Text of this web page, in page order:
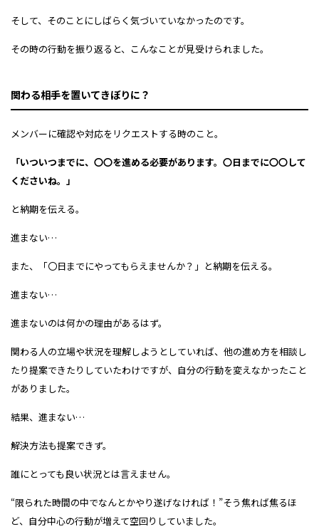
そして、そのことにしばらく気づいていなかったのです。
その時の行動を振り返ると、こんなことが見受けられました。
関わる相手を置いてきぼりに？
メンバーに確認や対応をリクエストする時のこと。
「いついつまでに、〇〇を進める必要があります。〇日までに〇〇して
くださいね。」
と納期を伝える。
進まない…
また、「〇日までにやってもらえませんか？」と納期を伝える。
進まない…
進まないのは何かの理由があるはず。
関わる人の立場や状況を理解しようとしていれば、他の進め方を相談し
たり提案できたりしていたわけですが、自分の行動を変えなかったこと
がありました。
結果、進まない…
解決方法も提案できず。
誰にとっても良い状況とは言えません。
“限られた時間の中でなんとかやり遂げなければ！”そう焦れば焦るほ
ど、自分中心の行動が増えて空回りしていました。